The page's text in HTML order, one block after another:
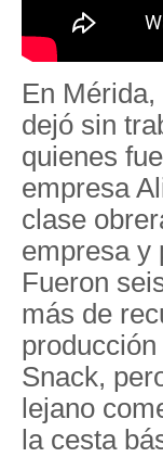
En
dejó sin
quienes
empresa
clase
empresa y
Fueron
más de
Snack,
lejano
la cesta